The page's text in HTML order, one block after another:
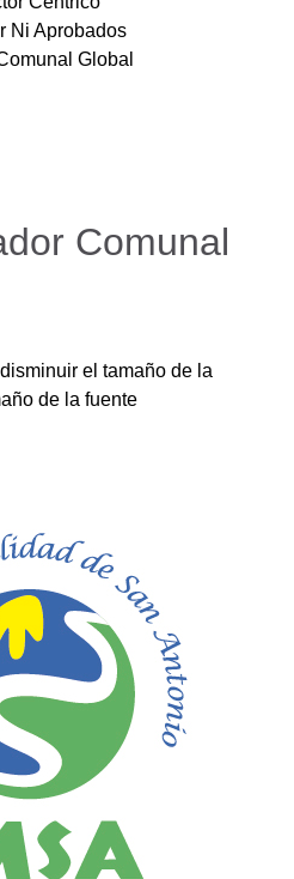
Ni Aprobados
Global
Comunal
disminuir el tamaño de la
de la fuente